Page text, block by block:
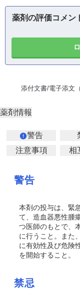
薬剤の評価コメン
添付文書/電子添文
薬剤情報
警告
注意事項
相
警告
本剤の投与は、緊
て、造血器悪性腫
つ医師のもとで、
に行うこと。また
に有効性及び危険
を開始すること。
禁忌